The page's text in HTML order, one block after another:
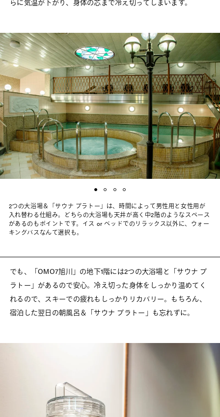
2つの大浴場＆「サウナ プラトー」は、時間によって男性用と女性用が
入れ替わる仕組み。どちらの大浴場も天井が高く中2階のようなスペース
があるのもポイントです。イス or ベッドでのリラックス以外に、ウォー
キングバスなんて選択も。
らに気温が下がり、身体の芯まで冷え切ってしまいます。
でも、「OMO7旭川」の地下1階には2つの大浴場と「サウナ プ
ラトー」があるので安心。冷え切った身体をしっかり温めてく
れるので、スキーでの疲れもしっかりリカバリー。もちろん、
宿泊した翌日の朝風呂＆「サウナ プラトー」も忘れずに。